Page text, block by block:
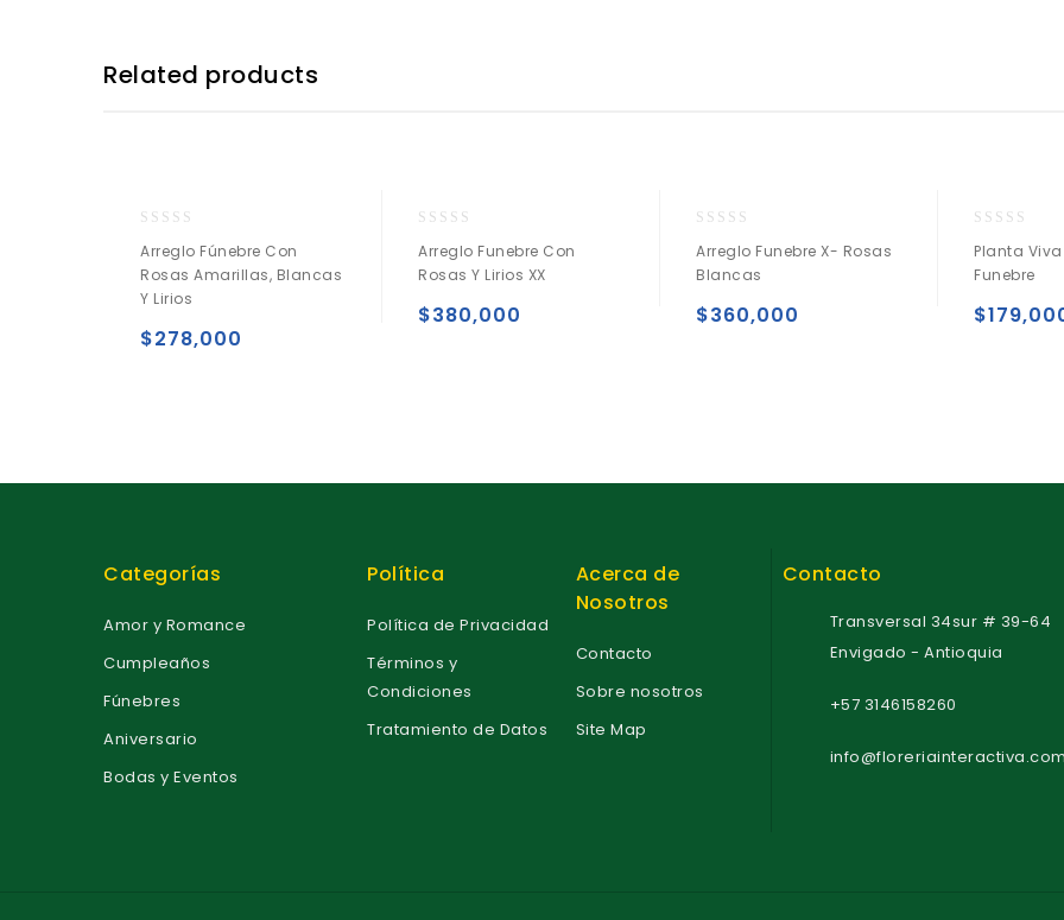
Related products
o
u
t
f
Arreglo Fúnebre Con
Rosas Amarillas, Blancas
Y Lirios
$278,000
o
u
o
Arreglo Funebre Con
Rosas Y Lirios XX
$380,000
o
u
o
Arreglo Funebre X- Rosas
Blancas
$360,000
o
u
o
Planta
Funebre
$
Categorías
Amor y Romance
Cumpleaños
Fúnebres
Aniversario
Bodas y Eventos
Política
Política de Privacidad
Términos y
Condiciones
Tratamiento de Datos
Acerca de
Nosotros
Contacto
Sobre nosotros
Site Map
Contacto
Transversal 34sur # 39-64
Envigado - Antioquia
+57 3146158260